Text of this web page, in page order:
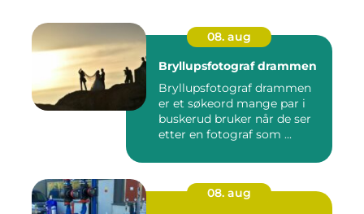
08. aug
Bryllupsfotograf drammen
Bryllupsfotograf drammen
er et søkeord mange par i
buskerud bruker når de ser
etter en fotograf som ...
08. aug